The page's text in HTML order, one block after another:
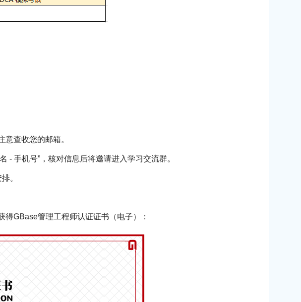
查收您的邮箱。
- 手机号”，核对信息后将邀请进入学习交流群。
。
GBase管理工程师认证证书（电子）：